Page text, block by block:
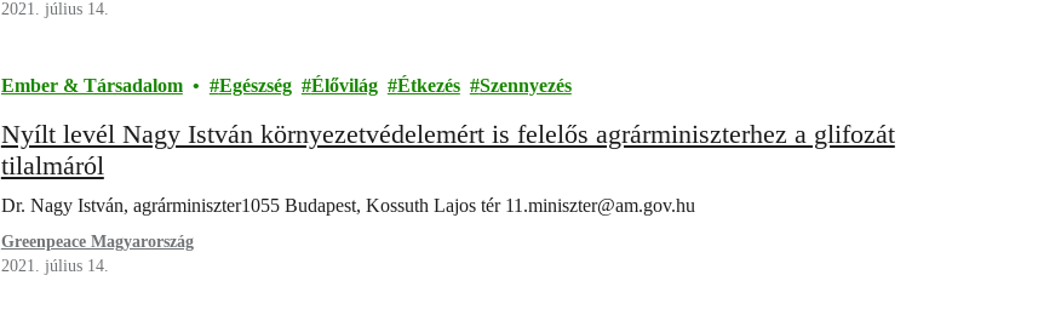
2021. július 14.
Ember & Társadalom Egészség Élővilág Étkezés Szennyezés
Nyílt levél Nagy István környezetvédelemért is felelős agrárminiszterhez a glifozát
tilalmáról
Dr. Nagy István, agrárminiszter1055 Budapest, Kossuth Lajos tér 11.miniszter@am.gov.hu
Greenpeace Magyarország
2021. július 14.